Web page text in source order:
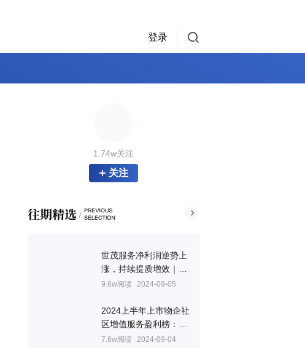
登录
1.74w关注
关注
世茂服务净利润逆势上
涨，持续提质增效｜中
报风云㉗
9.6w阅读 2024-09-05
2024上半年上市物企社
区增值服务盈利榜：彩
生活毛利率81.5%居首
7.6w阅读 2024-09-04